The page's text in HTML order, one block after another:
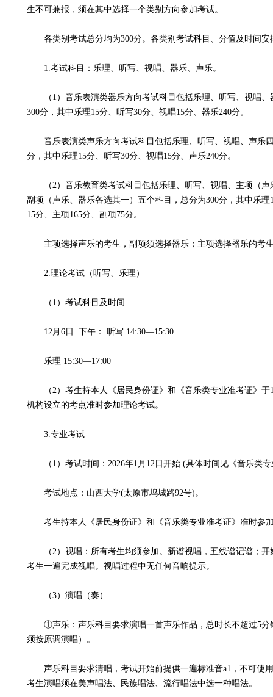
生不可兼报，须在其中选择一个类别方向参加考试。
各类别考试总分均为300分。各类别考试科目、分值及时间安
1.考试科目：乐理、听写、视唱、器乐、声乐。
（1）音乐表演类器乐方向考试科目包括乐理、听写、视唱、
300分，其中乐理15分、听写30分、视唱15分、器乐240分。
音乐表演类声乐方向考试科目包括乐理、听写、视唱、声乐
分，其中乐理15分、听写30分、视唱15分、声乐240分。
（2）音乐教育类考试科目包括乐理、听写、视唱、主项（声
副项（声乐、器乐各选其一）五个科目，总分为300分，其中乐理
15分、主项165分、副项75分。
主项选择声乐的考生，副项须选择器乐；主项选择器乐的考
2.理论考试（听写、乐理）
（1）考试科目及时间
12月6日 下午： 听写 14:30—15:30
乐理 15:30—17:00
（2）考生持本人《居民身份证》和《音乐类专业准考证》于
机构设立的考点准时参加理论考试。
3.专业考试
（1）考试时间：2026年1月12日开始 (具体时间见《音乐类专
考试地点：山西大学(太原市坞城路92号)。
考生持本人《居民身份证》和《音乐类专业准考证》准时参
（2）视唱：所有考生均须参加。新谱视唱，五线谱记谱；开
考生一遍完成视唱。视唱过程中无任何音响提示。
（3）演唱（奏）
①声乐：声乐科目要求演唱一首声乐作品，总时长不超过5分
须按原调演唱）。
声乐科目要求清唱，考试开始前提供一遍标准音a1，不可使
考生演唱须在美声唱法、民族唱法、流行唱法中选一种唱法。